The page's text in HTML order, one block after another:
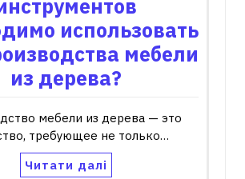
использовать
мебели
из дерева?
мебели из дерева — это
требующее не только…
Читати далі